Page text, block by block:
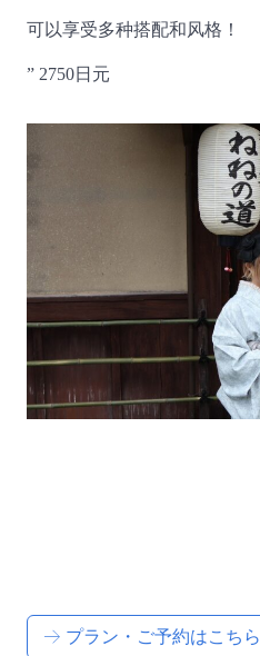
可以享受多种搭配和风格！
” 2750日元
プラン・ご予約はこちら